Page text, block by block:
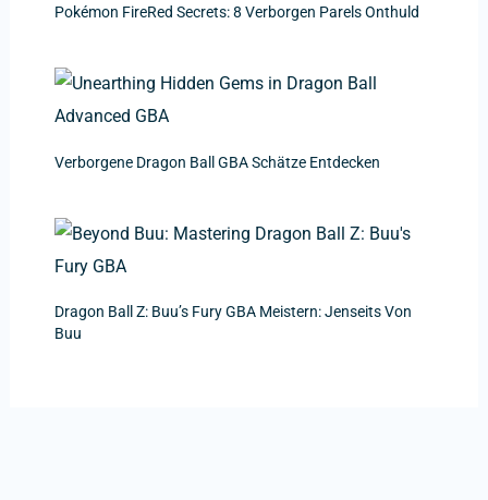
Pokémon FireRed Secrets: 8 Verborgen Parels Onthuld
Verborgene Dragon Ball GBA Schätze Entdecken
Dragon Ball Z: Buu’s Fury GBA Meistern: Jenseits Von
Buu